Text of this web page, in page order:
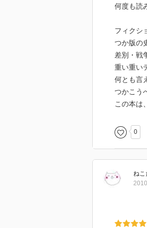
何度も読
フィクシ
つか版の
差別・戦
重い重い
何とも言
つかこう
この本は
0
ねこ